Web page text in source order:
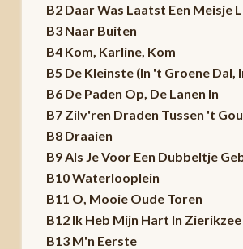
B2 Daar Was Laatst Een Meisje
B3 Naar Buiten
B4 Kom, Karline, Kom
B5 De Kleinste (In 't Groene Dal,
B6 De Paden Op, De Lanen In
B7 Zilv'ren Draden Tussen 't
B8 Draaien
B9 Als Je Voor Een Dubbeltje
B10 Waterlooplein
B11 O, Mooie Oude Toren
B12 Ik Heb Mijn Hart In
B13 M'n Eerste